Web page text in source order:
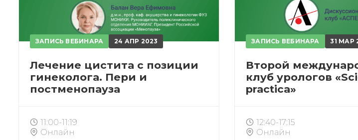
ЗАПИСЬ ВЕБИНАРА 24 АПР 2023
Лечение цистита с позиции
гинеколога. Пери и
постменопауза
11:00-11:19
Онлайн
ЗАПИСЬ ВЕБИНАРА 31 МАР
Второй
клуб урологов
practica»
12:40-17:15
Онлайн